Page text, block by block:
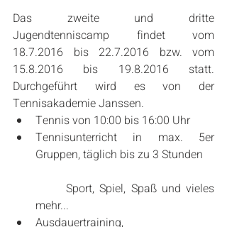
Das zweite und dritte
Jugendtenniscamp findet vom
18.7.2016 bis 22.7.2016 bzw. vom
15.8.2016 bis 19.8.2016 statt.
Durchgeführt wird es von der
Tennisakademie Janssen.
Tennis von 10:00 bis 16:00 Uhr
Tennisunterricht in max. 5er
Gruppen, täglich bis zu 3 Stunden
	Sport, Spiel, Spaß und vieles
mehr...
Ausdauertraining,